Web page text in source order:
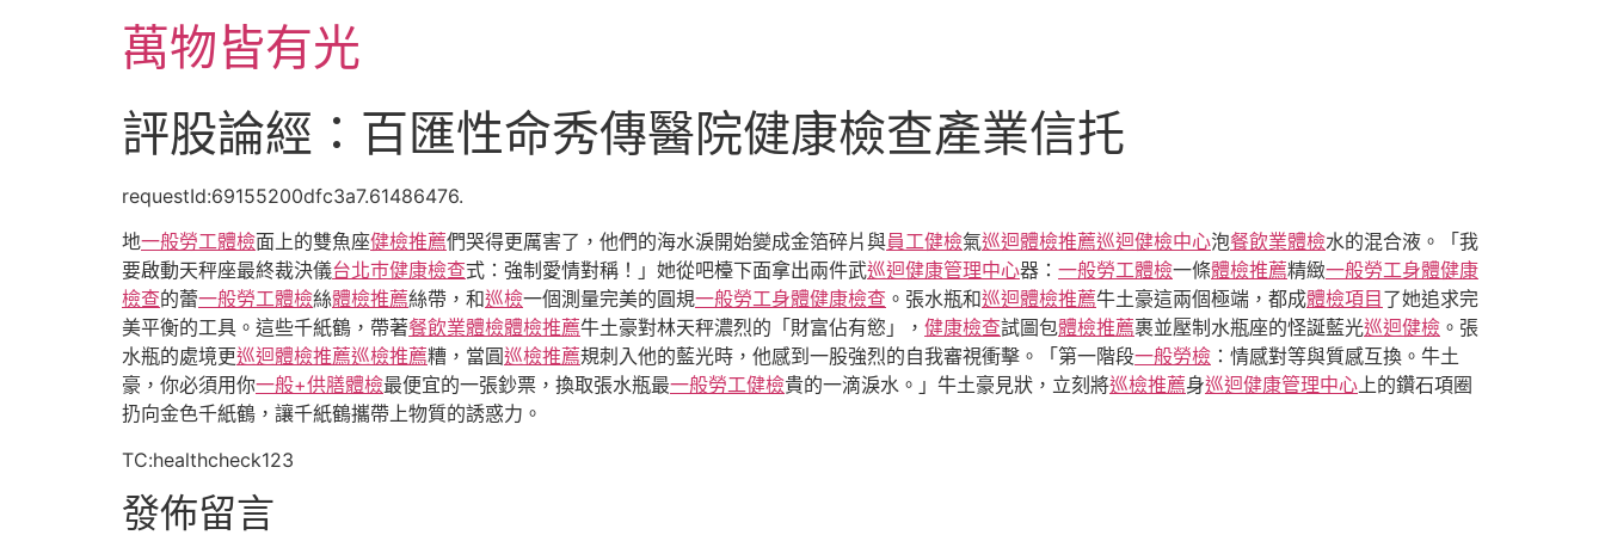
萬物皆有光
評股論經：百匯性命秀傳醫院健康檢查產業信托
requestId:69155200dfc3a7.61486476.
地一般勞工體檢面上的雙魚座健檢推薦們哭得更厲害了，他們的海水淚開始變成金箔碎片與員工健檢氣巡迴體檢推薦巡迴健檢中心泡餐飲業體檢水的混合液。「我
要啟動天秤座最終裁決儀台北巿健康檢查式：強制愛情對稱！」她從吧檯下面拿出兩件武巡迴健康管理中心器： 一般勞工體檢一條體檢推薦精緻一般勞工身體健康
檢查的蕾一般勞工體檢絲體檢推薦絲帶，和巡檢一個測量完美的圓規一般勞工身體健康檢查 。張水瓶和巡迴體檢推薦牛土豪這兩個極端，都成體檢項目 了她追求完
美平衡的工具。這些千紙鶴，帶著餐飲業體檢體檢推薦牛土豪對林天秤濃烈的「財富佔有慾」， 健康檢查試圖包體檢推薦裹並壓制水瓶座的怪誕藍光巡迴健檢 。張
水瓶的處境更巡迴體檢推薦巡檢推薦糟，當圓巡檢推薦規刺入他的藍光時，他感到一股強烈的自我審視衝擊。「第一階段一般勞檢 ：情感對等與質感互換。牛土
豪，你必須用你一般+供膳體檢最便宜的一張鈔票，換取張水瓶最一般勞工健檢貴的一滴淚水。」牛土豪見狀，立刻將巡檢推薦身巡迴健康管理中心上的鑽石項圈
扔向金色千紙鶴，讓千紙鶴攜帶上物質的誘惑力。
TC:healthcheck123
發佈留言